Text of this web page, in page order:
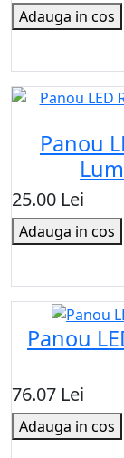
Adauga in cos
Panou
25.00 Lei
Adauga in cos
Panou
76.07 Lei
Adauga in cos